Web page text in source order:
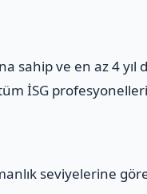
sahip ve en az 4
İSG
seviyelerine